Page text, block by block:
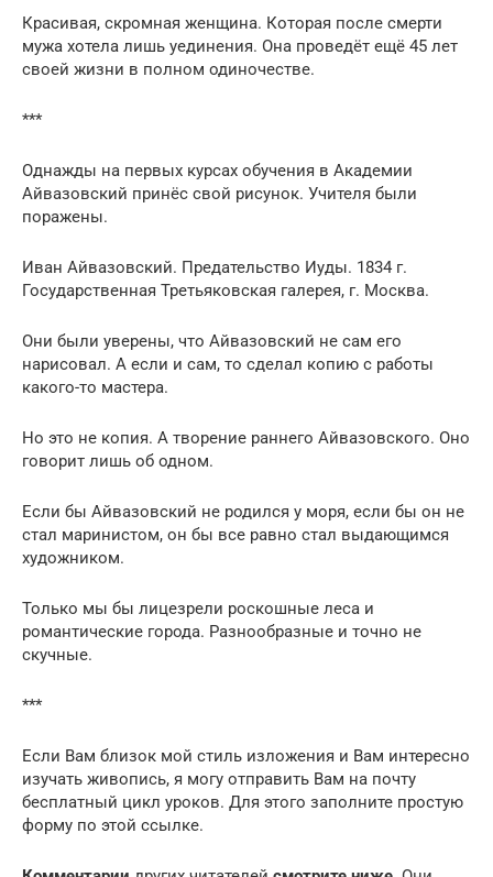
Красивая, скромная женщина. Которая после смерти
мужа хотела лишь уединения. Она проведёт ещё 45 лет
своей жизни в полном одиночестве.
***
Однажды на первых курсах обучения в Академии
Айвазовский принёс свой рисунок. Учителя были
поражены.
Иван Айвазовский. Предательство Иуды. 1834 г.
Государственная Третьяковская галерея, г. Москва.
Они были уверены, что Айвазовский не сам его
нарисовал. А если и сам, то сделал копию с работы
какого-то мастера.
Но это не копия. А творение раннего Айвазовского. Оно
говорит лишь об одном.
Если бы Айвазовский не родился у моря, если бы он не
стал маринистом, он бы все равно стал выдающимся
художником.
Только мы бы лицезрели роскошные леса и
романтические города. Разнообразные и точно не
скучные.
***
Если Вам близок мой стиль изложения и Вам интересно
изучать живопись, я могу отправить Вам на почту
бесплатный цикл уроков. Для этого заполните простую
форму по этой ссылке.